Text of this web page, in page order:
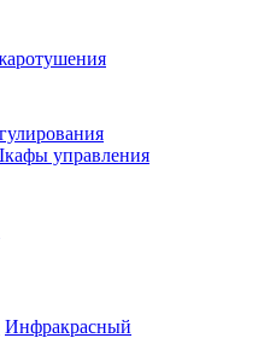
управления
Инфракрасный